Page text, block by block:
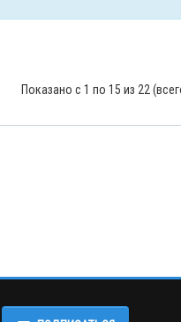
Показано с 1 по 15 из 22